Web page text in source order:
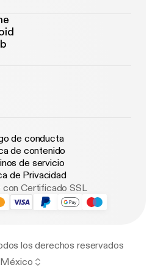
de conducta
de contenido
de servicio
de Privacidad
con Certificado SSL
los derechos reservados
México